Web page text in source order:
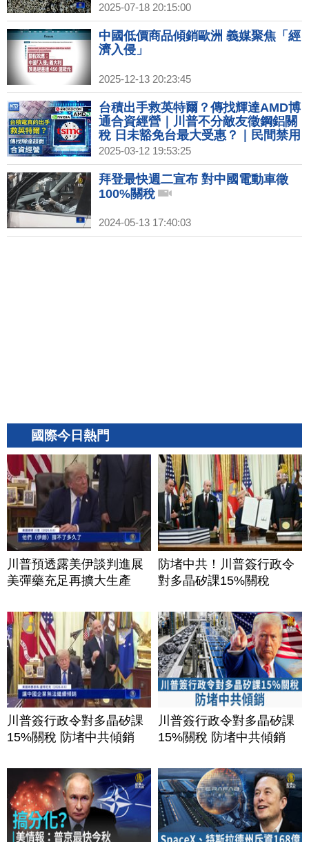
2025-07-18 20:15:00
中國低價商品傾銷歐洲 義媒聚焦「經
濟入侵」
2025-12-13 20:23:45
台積出手救英特爾？傳找輝達AMD博
通合資經營｜川普不分敵友徵鋼鋁關
稅 日未豁免台最大受惠？｜民間禁用
DeepSeek？數發部：涉個資可限制
｜美國鋼鋁關稅生效！歐盟宣布反制
關稅4/1實施｜中華電首屆Tech Day
AI應用一次看
2025-03-12 19:53:25
拜登最快週二宣布 對中國電動車徵
100%關稅
2024-05-13 17:40:03
國際今日熱門
川普預透露美伊談判進展
美彈藥充足再擴大生產
防堵中共！川普簽行政令
對多晶矽課15%關稅
川普簽行政令對多晶矽課
15%關稅 防堵中共傾銷
川普簽行政令對多晶矽課
15%關稅 防堵中共傾銷